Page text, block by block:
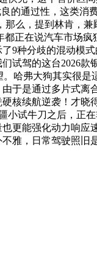
的通过性，这类消
那么，提到林肯，
正在说汽车市场
9种分歧的混动模
试驾的这台2026款
哈弗大狗其实很是
于是通过多片式离
核续航逆袭！才晓
小试牛刀之后，正
更能强化动力响应
雅，日常驾驶照旧